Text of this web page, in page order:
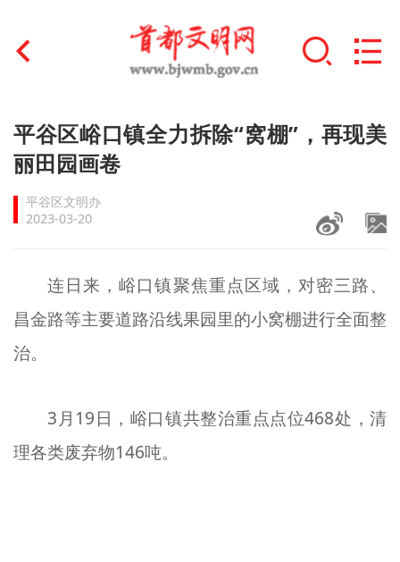
首页
文明创建
文明实践
未成年人思想道德建设
榜样人物
+
文明评论
北京宣传文化引导基金
平谷区峪口镇全力拆除“窝棚”，再现美
丽田园画卷
平谷区文明办
2023-03-20
连日来，峪口镇聚焦重点区域，对密三路、
昌金路等主要道路沿线果园里的小窝棚进行全面整
治。
3月19日，峪口镇共整治重点点位468处，清
理各类废弃物146吨。